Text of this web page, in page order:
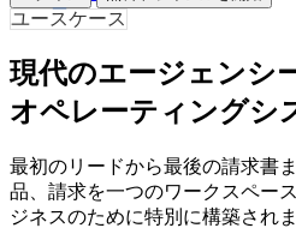
ユースケース
現代のエージェンシ
オペレーティングシ
最初のリードから最後の請求書
品、請求を一つのワークスペー
ジネスのために特別に構築されま